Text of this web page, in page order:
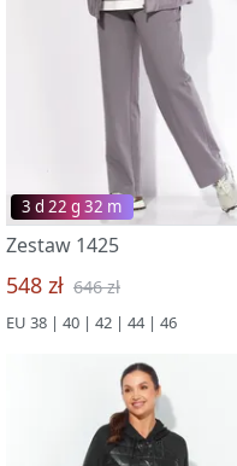
3 d 22 g 32 m
Zestaw 1425
548 zł 646 zł
EU 38 | 40 | 42 | 44 | 46